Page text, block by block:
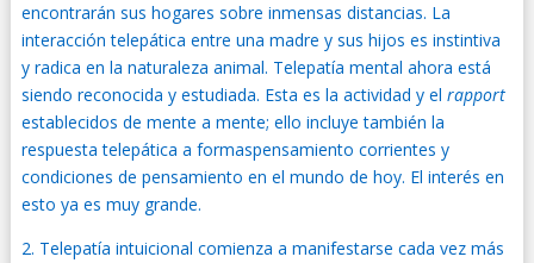
encontrarán sus hogares sobre inmensas distancias. La
interacción telepática entre una madre y sus hijos es instintiva
y radica en la naturaleza animal. Telepatía mental ahora está
siendo reconocida y estudiada. Esta es la actividad y el rapport
establecidos de mente a mente; ello incluye también la
respuesta telepática a formaspensamiento corrientes y
condiciones de pensamiento en el mundo de hoy. El interés en
esto ya es muy grande.
2. Telepatía intuicional comienza a manifestarse cada vez más